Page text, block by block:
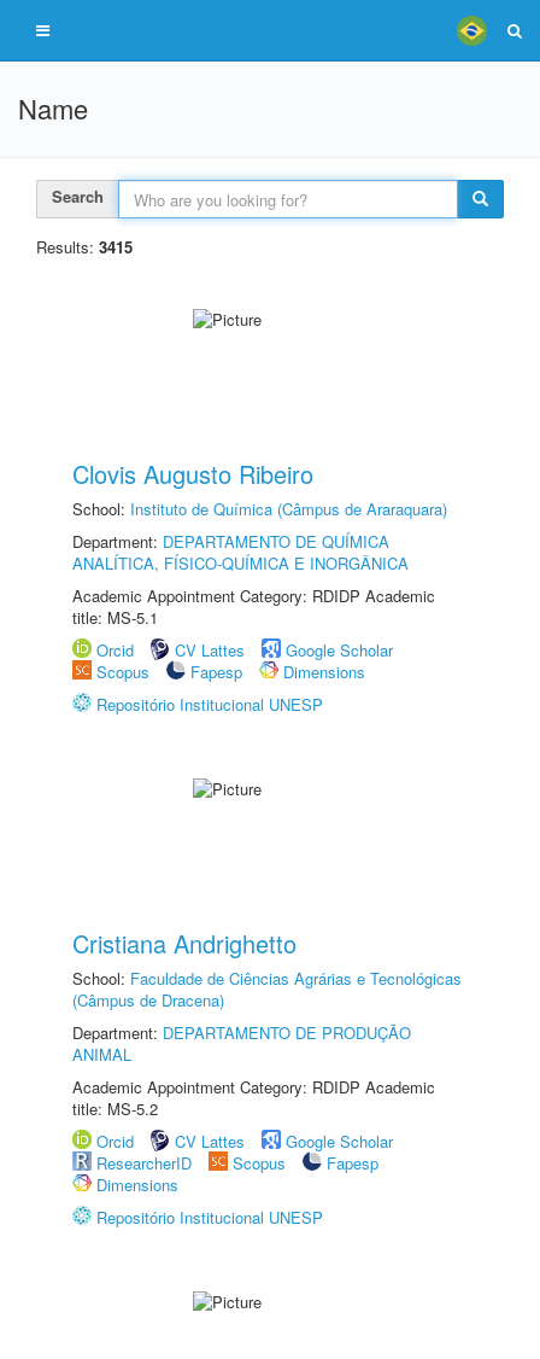
Name
Search
Results: 3415
Clovis Augusto Ribeiro
School: Instituto de Química (Câmpus de Araraquara)
Department: DEPARTAMENTO DE QUÍMICA
ANALÍTICA, FÍSICO-QUÍMICA E INORGÂNICA
Academic Appointment Category: RDIDP Academic
title: MS-5.1
Orcid
CV Lattes
Google Scholar
Scopus
Fapesp
Dimensions
Repositório Institucional UNESP
Cristiana Andrighetto
School: Faculdade de Ciências Agrárias e Tecnológicas
(Câmpus de Dracena)
Department: DEPARTAMENTO DE PRODUÇÃO
ANIMAL
Academic Appointment Category: RDIDP Academic
title: MS-5.2
Orcid
CV Lattes
Google Scholar
ResearcherID
Scopus
Fapesp
Dimensions
Repositório Institucional UNESP